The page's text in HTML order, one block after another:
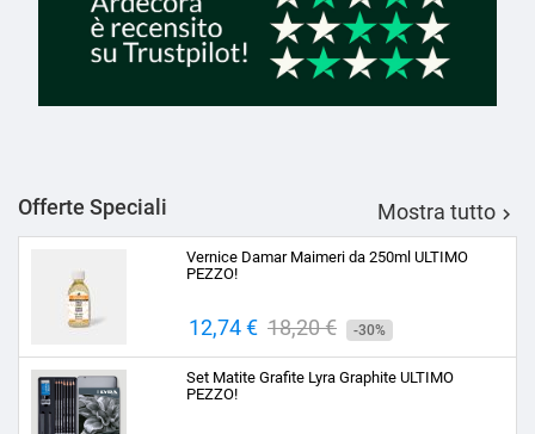
Offerte Speciali Mostra tutto 
Vernice Damar Maimeri da 250ml ULTIMO
PEZZO!
Prezzo
12,74 € Prezzo
base
18,20 € -30%
Set Matite Grafite Lyra Graphite ULTIMO
PEZZO!